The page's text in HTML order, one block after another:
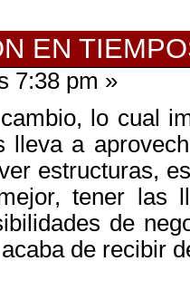
EN
7:38 pm »
lo cual
lleva a
estructuras,
tener las
de
de recibir